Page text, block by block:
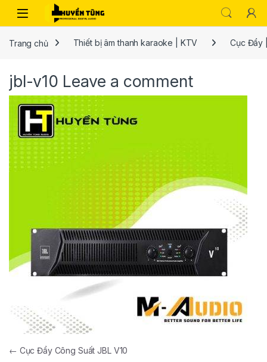
Trang chủ Thiết bị âm thanh karaoke | KTV Cục Đẩy
jbl-v10 Leave a comment
← Cục Đẩy Công Suất JBL V10